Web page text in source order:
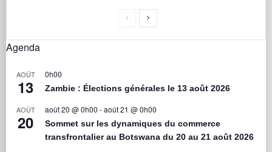
Agenda
AOÛT
13
0h00
Zambie : Élections générales le 13 août 2026
AOÛT
20
août 20 @ 0h00 -août 21 @ 0h00
Sommet sur les dynamiques du commerce
transfrontalier au Botswana du 20 au 21 août 2026